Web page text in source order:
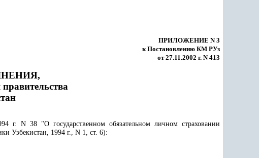
ПРИЛОЖЕНИЕ N 3
к Постановлению КМ РУз
от 27.11.2002 г. N 413
г. N 38 "О государственном обязательном личном страховании
Узбекистан, 1994 г., N 1, ст. 6):